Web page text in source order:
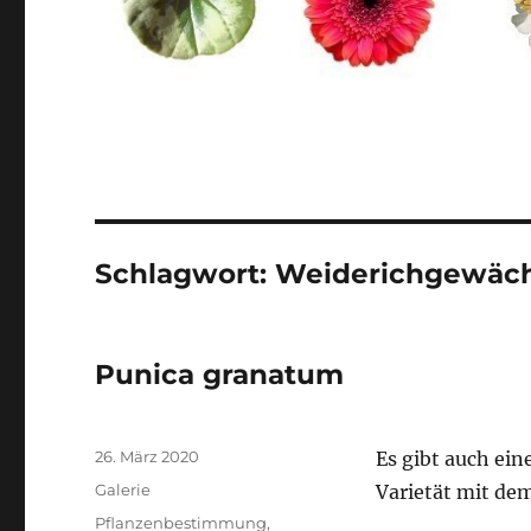
Schlagwort:
Punica granatum
Es gibt auch
Varietät mit
Veröffentlicht
am
26. März 2020
Format
Galerie
Kategorien
Pflanzenbestimmung,